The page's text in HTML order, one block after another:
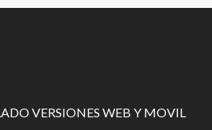
VERSIONES WEB Y MOVIL